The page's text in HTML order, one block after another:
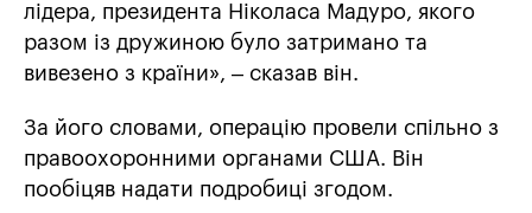
лідера, президента Ніколаса Мадуро, якого
разом із дружиною було затримано та
вивезено з країни», – сказав він.
За його словами, операцію провели спільно з
правоохоронними органами США. Він
пообіцяв надати подробиці згодом.